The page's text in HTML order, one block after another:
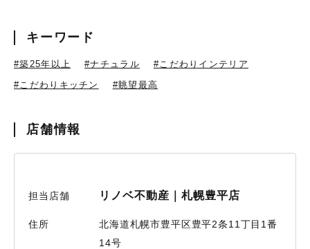
キーワード
#築25年以上 #ナチュラル
#こだわりインテリア
#こだわりキッチン
#眺望最高
店舗情報
担当店舗 リノベ不動産｜札幌豊平店
住所
北海道札幌市豊平区豊平2条11丁目1番
14号